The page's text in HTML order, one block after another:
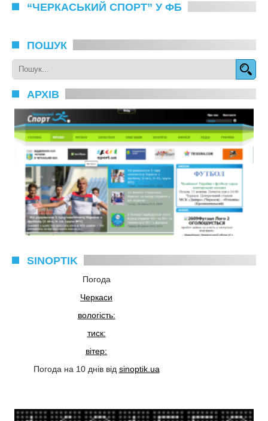
“ЧЕРКАСЬКИЙ СПОРТ” У ФБ
ПОШУК
АРХІВ
SINOPTIK
Погода
Черкаси
вологість:
тиск:
вітер:
Погода на 10 днів від sinoptik.ua